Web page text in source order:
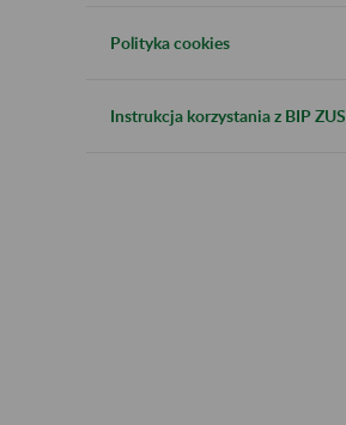
Polityka cookies
Instrukcja korzystania z BIP ZUS